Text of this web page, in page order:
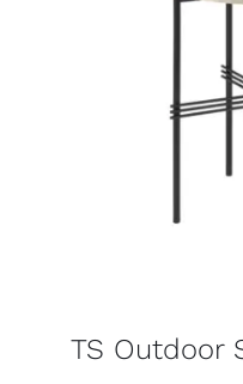
TS Outdoor